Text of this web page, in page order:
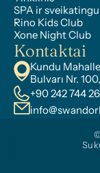
SPA ir
Rino Kids Club
Xone Night Club
Kontaktai
Kundu
Bulvarı Nr.
+90 242 744